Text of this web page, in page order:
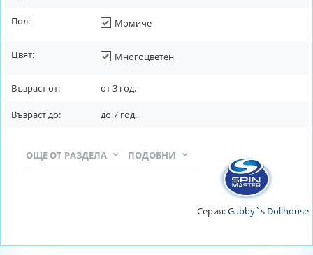
Пол: Момиче
Цвят: Многоцветен
Възраст от: от3 год.
Възраст до: до 7 год.
Серия:Gabby`s Dollhouse
ПОДОБНИ
ОЩЕ ОТ РАЗДЕЛА